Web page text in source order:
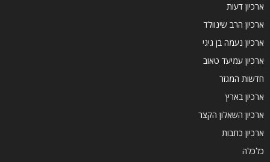
ארכיון דעות
ארכיון הרב שינוולד
ארכיון נעמה בן גיגי
ארכיון עמיעד טאוב
חדשות המגזר
ארכיון בארץ
ארכיון השאלון הקצר
ארכיון כתבות
כלכלה